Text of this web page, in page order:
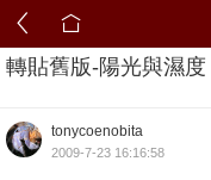
轉貼舊版-陽光與濕度
tonycoenobita
2009-7-23 16:16:58